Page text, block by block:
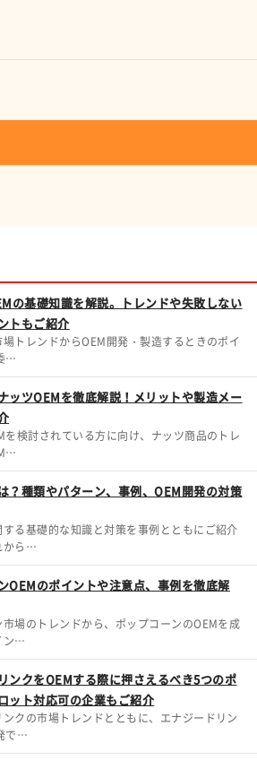
の基礎知識を解説。トレンドや失敗しない
トもご紹介
トレンドからOEM開発・製造するときのポイ
…
ッツOEMを徹底解説！メリットや製造メー
を検討されている方に向け、ナッツ商品のトレ
？種類やパターン、事例、OEM開発の対策
る基礎的な知識と対策を事例とともにご紹介
から…
OEMのポイントや注意点、事例を徹底解
場のトレンドから、ポップコーンのOEMを成
ン…
ンクをOEMする際に押さえるべき5つのポ
ット対応可の企業もご紹介
クの市場トレンドとともに、エナジードリン
で…